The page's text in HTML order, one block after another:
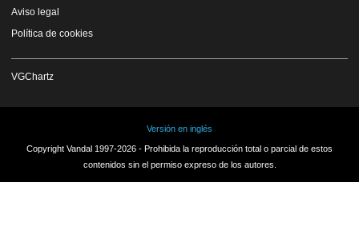
Aviso legal
Política de cookies
VGChartz
Versión en inglés
Copyright Vandal 1997-2026 - Prohibida la reproducción total o parcial de estos
contenidos sin el permiso expreso de los autores.